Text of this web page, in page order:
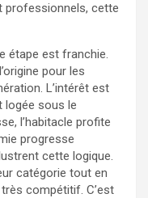
professionnels, cette
étape est franchie.
pour les
L’intérêt est
logée sous le
l’habitacle profite
progresse
cette logique.
catégorie tout en
compétitif. C’est